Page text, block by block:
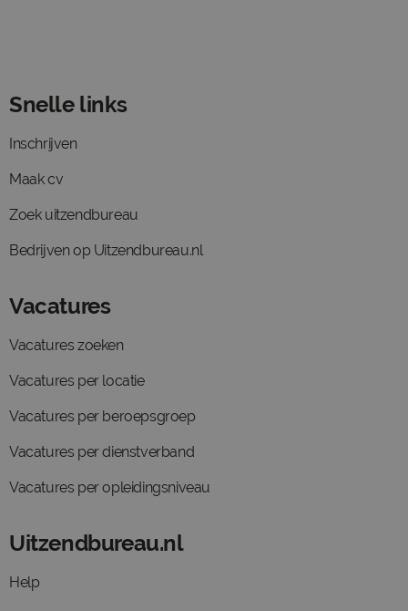
Snelle links
Inschrijven
Maak cv
Zoek uitzendbureau
Bedrijven op Uitzendbureau.nl
Vacatures
Vacatures zoeken
Vacatures per locatie
Vacatures per beroepsgroep
Vacatures per dienstverband
Vacatures per opleidingsniveau
Uitzendbureau.nl
Help